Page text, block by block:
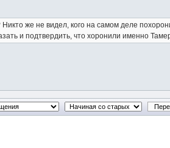
же не видел, кого на самом деле
и подтвердить, что хоронили именно